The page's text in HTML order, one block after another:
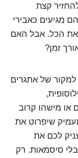
קצת
מגיעים כאבירי
את הכל. אבל האם
זמן?
של אתגרים
מישהו קרוב
שיפרוט את
לכם את
סיסמאות. רק